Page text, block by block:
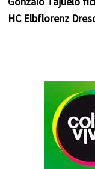
HC Elbflorenz